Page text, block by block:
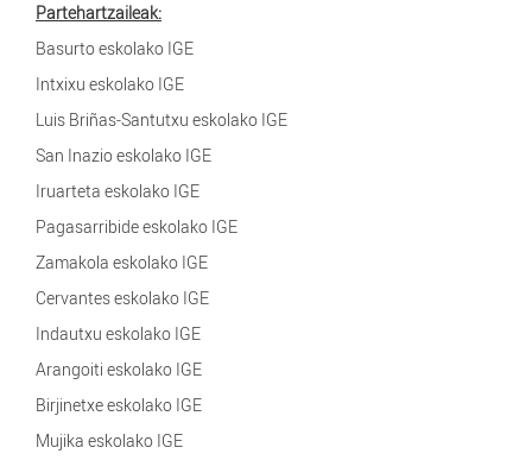
Partehartzaileak:
Basurto eskolako IGE
Intxixu eskolako IGE
Luis Briñas-Santutxu eskolako IGE
San Inazio eskolako IGE
Iruarteta eskolako IGE
Pagasarribide eskolako IGE
Zamakola eskolako IGE
Cervantes eskolako IGE
Indautxu eskolako IGE
Arangoiti eskolako IGE
Birjinetxe eskolako IGE
Mujika eskolako IGE